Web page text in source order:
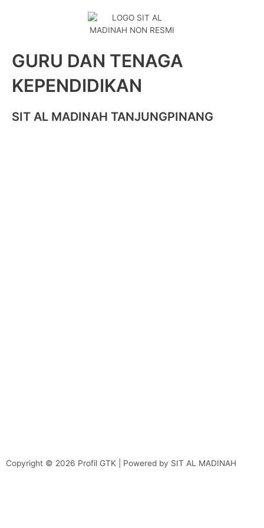
GURU DAN TENAGA
KEPENDIDIKAN
SIT AL MADINAH TANJUNGPINANG
Copyright © 2026 Profil GTK | Powered by SIT AL MADINAH